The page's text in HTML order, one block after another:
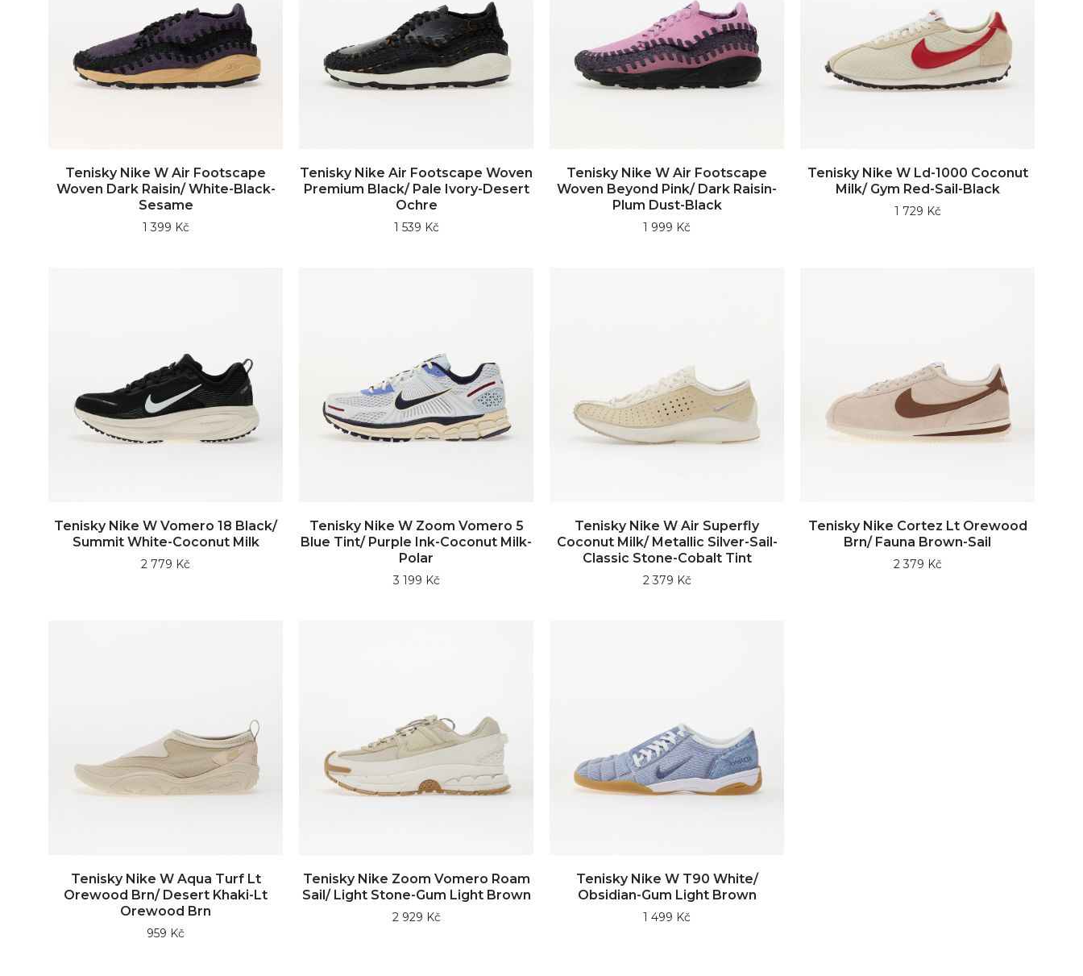
Tenisky Nike W Air Footscape
Woven Dark Raisin/ White-Black-
Sesame
1 399 Kč
Tenisky Nike Air Footscape Woven
Premium Black/ Pale Ivory-Desert
Ochre
1 539 Kč
Tenisky Nike W Air Footscape
Woven Beyond Pink/ Dark Raisin-
Plum Dust-Black
1 999 Kč
Tenisky Nike W Ld-1000 Coconut
Milk/ Gym Red-Sail-Black
1 729 Kč
Tenisky Nike W Vomero 18 Black/
Summit White-Coconut Milk
2 779 Kč
Tenisky Nike W Zoom Vomero 5
Blue Tint/ Purple Ink-Coconut Milk-
Polar
3 199 Kč
Tenisky Nike W Air Superfly
Coconut Milk/ Metallic Silver-Sail-
Classic Stone-Cobalt Tint
2 379 Kč
Tenisky Nike Cortez Lt Orewood
Brn/ Fauna Brown-Sail
2 379 Kč
Tenisky Nike W Aqua Turf Lt
Orewood Brn/ Desert Khaki-Lt
Orewood Brn
959 Kč
Tenisky Nike Zoom Vomero Roam
Sail/ Light Stone-Gum Light Brown
2 929 Kč
Tenisky Nike W T90 White/
Obsidian-Gum Light Brown
1 499 Kč